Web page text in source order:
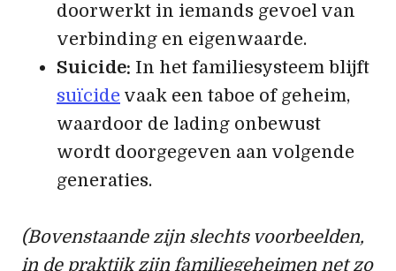
doorwerkt in iemands gevoel van
verbinding en eigenwaarde.
Suicide: In het familiesysteem blijft
suïcide vaak een taboe of geheim,
waardoor de lading onbewust
wordt doorgegeven aan volgende
generaties.
(Bovenstaande zijn slechts voorbeelden,
in de praktijk zijn familiegeheimen net zo